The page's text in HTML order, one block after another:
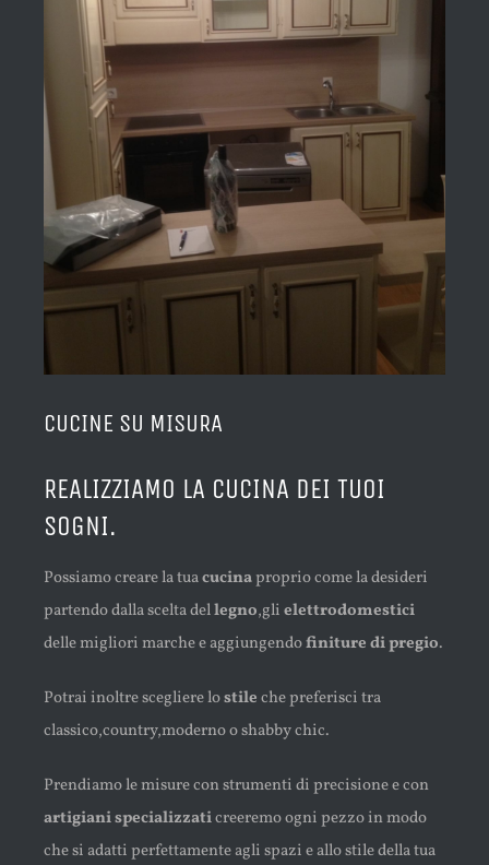
CUCINE SU MISURA
REALIZZIAMO LA CUCINA DEI TUOI
SOGNI.
Possiamo creare la tuacucinaproprio come la desideri
partendo dalla scelta dellegno,glielettrodomestici
delle migliori marche e aggiungendofiniture di pregio.
Potrai inoltre scegliere lostileche preferisci tra
classico,country,moderno o shabby chic.
Prendiamo le misure con strumenti di precisione e con
artigiani specializzaticreeremo ogni pezzo in modo
che si adatti perfettamente agli spazi e allo stile della tua